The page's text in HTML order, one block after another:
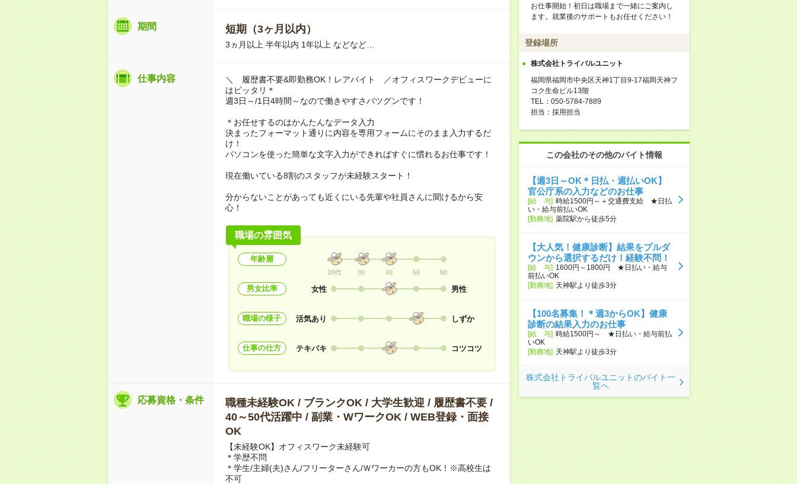
期間 短期（3ヶ月以内）
3ヵ月以上 半年以内 1年以上 などなど…
仕事内容
＼ 履歴書不要&即勤務OK！レアバイト ／オフィスワークデビューに
はピッタリ＊
週3日～/1日4時間～なので働きやすさバツグンです！
＊お任せするのはかんたんなデータ入力
決まったフォーマット通りに内容を専用フォームにそのまま入力するだ
け！
パソコンを使った簡単な文字入力ができればすぐに慣れるお仕事です！
現在働いている8割のスタッフが未経験スタート！
分からないことがあっても近くにいる先輩や社員さんに聞けるから安
心！
職場の雰囲気
年齢層
20代 30 40 50 60
男女比率 女性 男性
職場の様子 活気あり しずか
仕事の仕方 テキパキ コツコツ
応募資格・条件
職種未経験OK / ブランクOK / 大学生歓迎 / 履歴書不要 /
40～50代活躍中 / 副業・WワークOK / WEB登録・面接
OK
【未経験OK】オフィスワーク未経験可
＊学歴不問
＊学生/主婦(夫)さん/フリーターさん/Ｗワーカーの方もOK！※高校生は
不可
お仕事開始！初日は職場まで一緒にご案内し
ます。就業後のサポートもお任せください！
登録場所
株式会社トライバルユニット
福岡県福岡市中央区天神1丁目9-17福岡天神フ
コク生命ビル13階
TEL：050-5784-7889
担当：採用担当
この会社のその他のバイト情報
【週3日～OK＊日払・週払いOK】
官公庁系の入力などのお仕事
[給 与] 時給1500円～＋交通費支給 ★日払
い・給与前払いOK
[勤務地] 薬院駅から徒歩5分
【大人気！健康診断】結果をプルダ
ウンから選択するだけ！経験不問！
[給 与] 1600円～1800円 ★日払い・給与
前払いOK
[勤務地] 天神駅より徒歩3分
【100名募集！＊週3からOK】健康
診断の結果入力のお仕事
[給 与] 時給1500円～ ★日払い・給与前払
いOK
[勤務地] 天神駅より徒歩3分
株式会社トライバルユニットのバイト一
覧へ